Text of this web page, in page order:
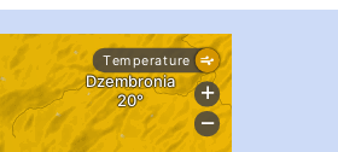
pimrec_project